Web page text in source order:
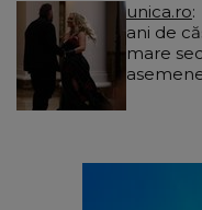
unica.ro
ani de
mare